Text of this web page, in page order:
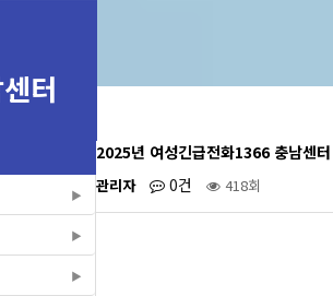
터
2025년 여성긴급전화1366 충남센
관리자 0건 418회